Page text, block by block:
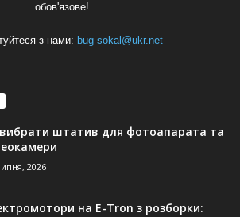
обов'язове!
з нами: bug-sokal@ukr.net
штатив для фотоапарата та
2026
на E-Tron з розборки: